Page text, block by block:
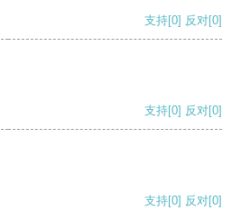
支持[0] 反对[0]
支持[0] 反对[0]
支持[0] 反对[0]